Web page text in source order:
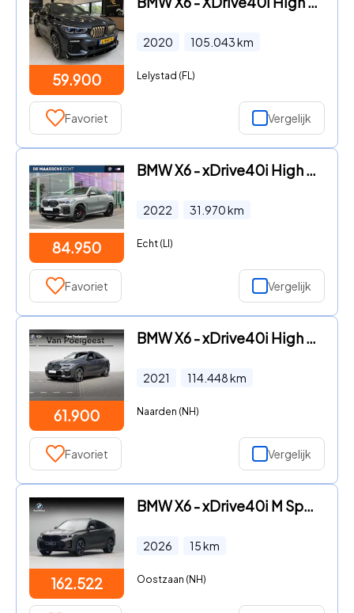
59.900
2020 105.043km
Lelystad (FL)
Favoriet Vergelijk
84.950
BMW X6 - xDrive40i High Executive M Sport Automaat / Panoramadak Sky
2022 31.970km
Echt (LI)
Favoriet Vergelijk
61.900
BMW X6 - xDrive40i High Executive | M Sport | trekhaak | Panoramadak
2021 114.448km
Naarden (NH)
Favoriet Vergelijk
162.522
BMW X6 - xDrive40i M Sportpakket Pro
2026 15km
Oostzaan (NH)